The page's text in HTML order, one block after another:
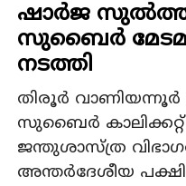
ഷാര്‍ജ
സുബൈര്‍
നടത്തി
തിരൂര്‍
സുബൈര്‍
ജന്തുശാസ്ത്ര
അന്തര്‍ദേശീയ